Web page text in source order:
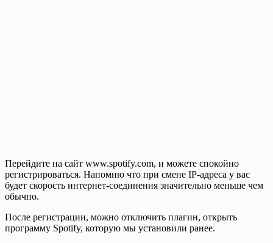
Перейдите на сайт www.spotify.com, и можете спокойно
регистрироваться. Напомню что при смене IP-адреса у вас
будет скорость интернет-соединения значительно меньше чем
обычно.
После регистрации, можно отключить плагин, открыть
программу Spotify, которую мы установили ранее.